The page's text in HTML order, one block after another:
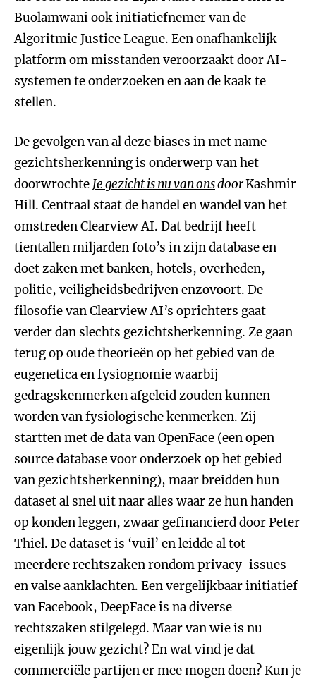
Buolamwani ook initiatiefnemer van de
Algoritmic Justice League. Een onafhankelijk
platform om misstanden veroorzaakt door AI-
systemen te onderzoeken en aan de kaak te
stellen.
De gevolgen van al deze biases in met name
gezichtsherkenning is onderwerp van het
doorwrochte Je gezicht is nu van onsdoorKashmir
Hill. Centraal staat de handel en wandel van het
omstreden Clearview AI. Dat bedrijf heeft
tientallen miljarden foto’s in zijn database en
doet zaken met banken, hotels, overheden,
politie, veiligheidsbedrijven enzovoort. De
filosofie van Clearview AI’s oprichters gaat
verder dan slechts gezichtsherkenning. Ze gaan
terug op oude theorieën op het gebied van de
eugenetica en fysiognomie waarbij
gedragskenmerken afgeleid zouden kunnen
worden van fysiologische kenmerken. Zij
startten met de data van OpenFace (een open
source database voor onderzoek op het gebied
van gezichtsherkenning), maar breidden hun
dataset al snel uit naar alles waar ze hun handen
op konden leggen, zwaar gefinancierd door Peter
Thiel. De dataset is ‘vuil’ en leidde al tot
meerdere rechtszaken rondom privacy-issues
en valse aanklachten. Een vergelijkbaar initiatief
van Facebook, DeepFace is na diverse
rechtszaken stilgelegd. Maar van wie is nu
eigenlijk jouw gezicht? En wat vind je dat
commerciële partijen er mee mogen doen? Kun je